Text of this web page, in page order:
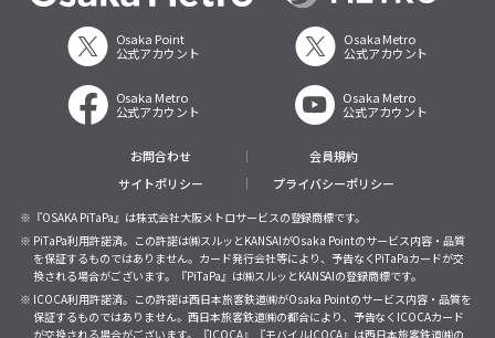
Osaka Point
公式アカウント
Osaka Metro
公式アカウント
Osaka Metro
公式アカウント
Osaka Metro
公式アカウント
お問合わせ
会員規約
サイトポリシー
プライバシーポリシー
※『OSAKA PiTaPa』は株式会社大阪メトロサービスの登録商標です。
※ PiTaPa利用許諾済。この許諾は㈱スルッとKANSAIがOsaka Pointのサービス内容・品質
を保証するものではありません。カード発行会社等により、予告なくPiTaPaカードが交
換される場合がございます。『PiTaPa』は㈱スルッとKANSAIの登録商標です。
※ ICOCA利用許諾済。この許諾は西日本旅客鉄道㈱がOsaka Pointのサービス内容・品質を
保証するものではありません。西日本旅客鉄道㈱の都合により、予告なくICOCAカード
が交換される場合がございます。『ICOCA』『モバイルICOCA』は西日本旅客鉄道㈱の